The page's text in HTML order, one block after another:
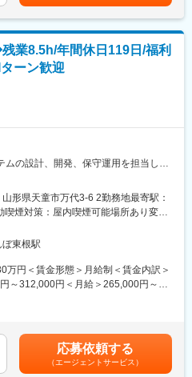
式で、薬の種類や成分など基礎知識
社員に同行し、仕事の流れを学びま
のご案内方法」といった実践的なス
たら独り立ち。既存のお客様をメイ
門知識を身につけるために、登録販
して給与にも反映されます。
務
日ございます。
ので、プライベートの時間もしっか
会社の100％子会社として医薬バルク
、食品添加物、化粧品原料及び機能
取得し「環境を考えた化学の検討」
源を有効活用し環境に負荷をかけな
健康と幸福に奉仕し、社会に信頼さ
なり厳しく、ライバルが入ってくるこ
らは安定的に受注をいただける状況
業8.5h/年間休日119日/福利
ーン歓迎
ムの設計、開発、保守運用を担当して
ていただきます。
せします
発、導入
定、データ分析環境の構築など）
プデート
各種マスタデータの保守管理）
形県天童市万代3-6 2勤務地最寄駅：
煙対策：屋内喫煙可能場所あり変更
の就業地へ変更は無いが全社員統一
へ変更有の雇用契約を締結
東根駅
万円＜賃金形態＞月給制＜賃金内訳＞
～312,000円＜月給＞265,000円～
は、評価・業績・査定結果等に基づ
金はあくまでも目安の金額であり、
があります。月給(月額)は固定手当を
応募依頼する
（エージェントサービス）